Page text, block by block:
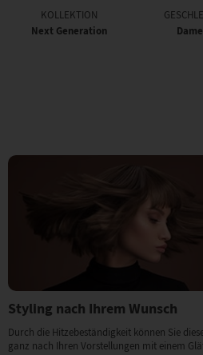
KOLLEKTION
Next Generation
Styling nach Ihrem Wunsch
Durch die Hitzebeständigkeit können Sie
ganz nach Ihren Vorstellungen mit einem